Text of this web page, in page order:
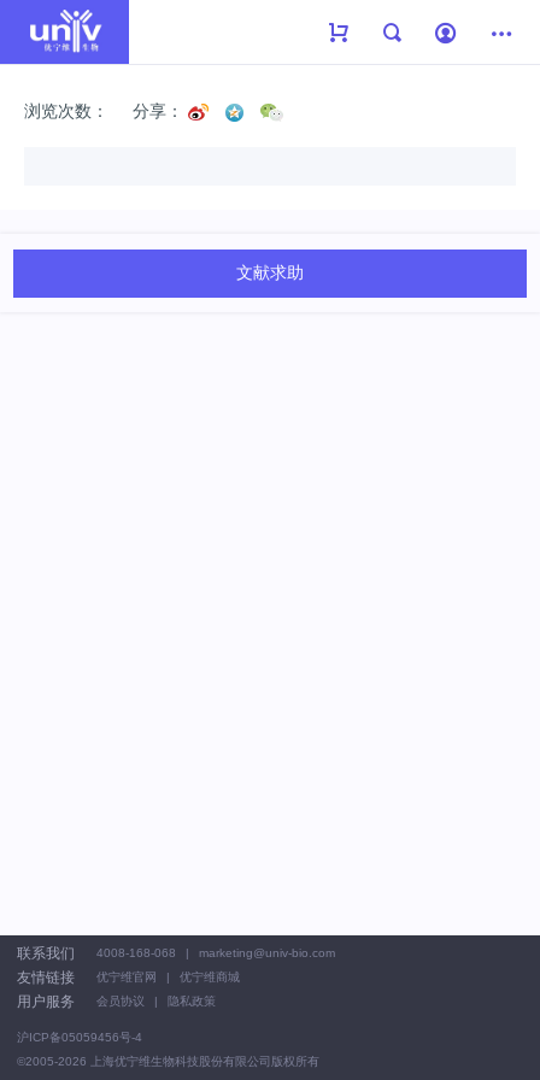
浏览次数： 分享：
文献求助
联系我们 4008-168-068 marketing@univ-bio.com
友情链接 优宁维官网 优宁维商城
用户服务 会员协议 隐私政策
沪ICP备05059456号-4
©2005-2026 上海优宁维生物科技股份有限公司版权所有